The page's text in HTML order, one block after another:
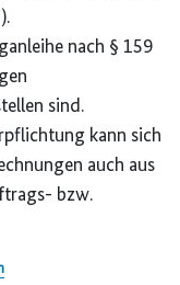
nach § 159
sind.
kann sich
auch aus
bzw.